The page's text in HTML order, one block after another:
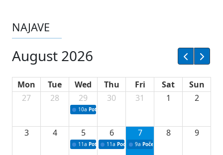
NAJAVE
August 2026
Mon Tue Wed Thu Fri Sat
Sun
27
28 29
10a Potpisivanje ugovora sa neprofitnim
30 31 1 2
3 4 5
11a Potpisivanje ugovora o stipendijama za
6
11a Podrška razvoju vodne infrastrukture u
7
9a Početak izgradnje nove
8 9